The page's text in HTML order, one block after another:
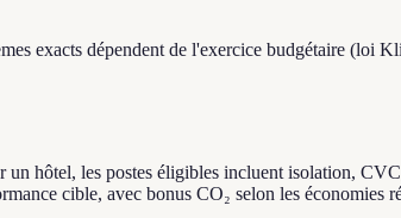
exacts dépendent de l'exercice budgétaire (loi
hôtel, les postes éligibles incluent isolation,
cible, avec bonus CO₂ selon les économies